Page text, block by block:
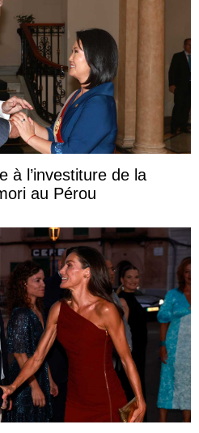
à l’investiture de la
au Pérou